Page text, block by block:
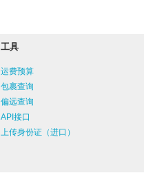
工具
运费预算
包裹查询
偏远查询
API接口
上传身份证（进口）